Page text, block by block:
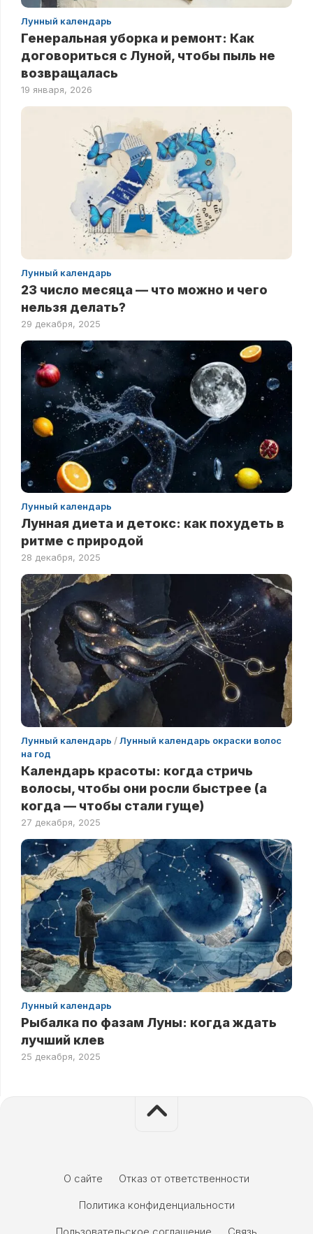
Лунный календарь
Генеральная уборка и ремонт: Как
договориться с Луной, чтобы пыль не
возвращалась
19 января, 2026
Лунный календарь
23 число месяца — что можно и чего
нельзя делать?
29 декабря, 2025
Лунный календарь
Лунная диета и детокс: как похудеть в
ритме с природой
28 декабря, 2025
Лунный календарь /Лунный календарь окраски волос
на год
Календарь красоты: когда стричь
волосы, чтобы они росли быстрее (а
когда — чтобы стали гуще)
27 декабря, 2025
Лунный календарь
Рыбалка по фазам Луны: когда ждать
лучший клев
25 декабря, 2025
О сайте
Отказ от ответственности
Политика конфиденциальности
Пользовательское соглашение
Связь